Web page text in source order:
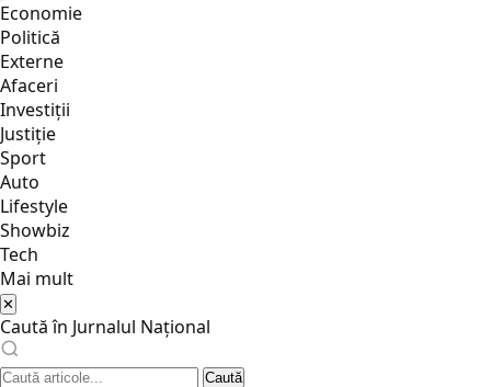
Economie
Politică
Externe
Afaceri
Investiții
Justiţie
Sport
Auto
Lifestyle
Showbiz
Tech
Mai mult
✕
Caută în Jurnalul Național
Caută